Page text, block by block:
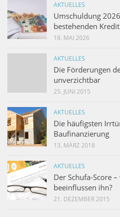
AKTUELLES
Umschuldung
bestehenden
18. MAI 2026
AKTUELLES
Die Förderungen
unverzichtbar
25. JUNI 2015
AKTUELLES
Die häufigsten
Baufinanzierung
13. MÄRZ 2018
AKTUELLES
Der Schufa-Score
beeinflussen ihn?
21. DEZEMBER 2015